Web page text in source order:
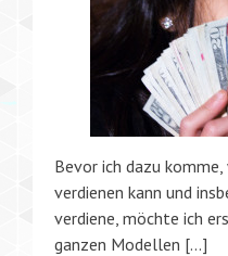
Bevor ich dazu
verdienen kann und
verdiene, möchte ich
ganzen Modellen […]